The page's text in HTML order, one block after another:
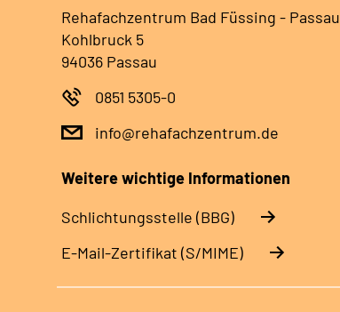
Rehafachzentrum Bad Füssing - Passau
Kohlbruck 5
94036 Passau
0851 5305-0
info@rehafachzentrum.de
Weitere wichtige Informationen
Schlichtungsstelle (BBG)
E-Mail-Zertifikat (S/MIME)